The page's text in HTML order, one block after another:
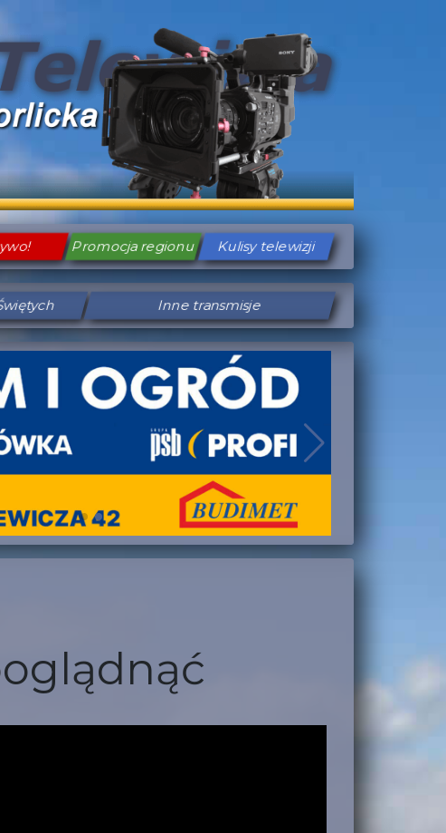
Promocja regionu Kulisy telewizji
Inne transmisje